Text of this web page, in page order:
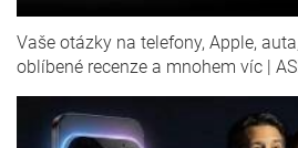
Vaše otázky na telefony, Apple,
oblíbené recenze a mnohem víc |